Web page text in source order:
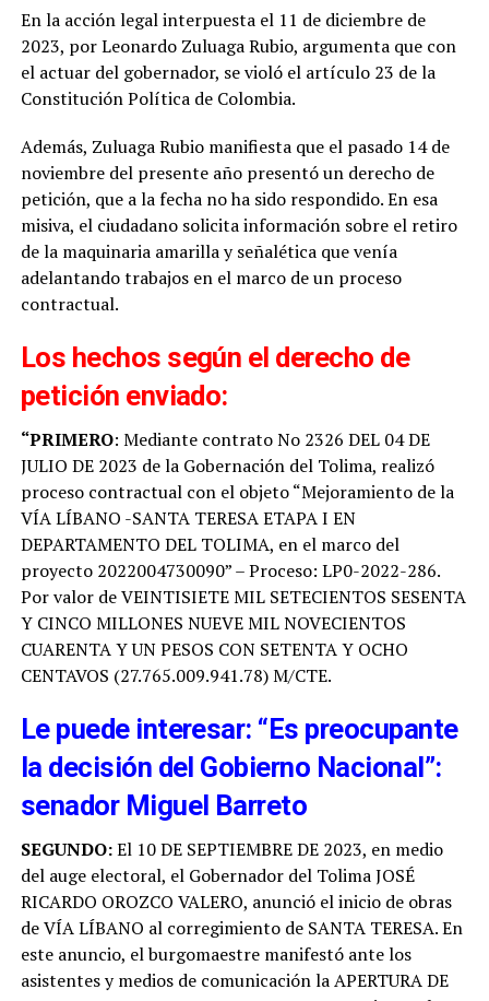
En la acción legal interpuesta el 11 de diciembre de
2023, por Leonardo Zuluaga Rubio, argumenta que con
el actuar del gobernador, se violó el artículo 23 de la
Constitución Política de Colombia.
Además, Zuluaga Rubio manifiesta que el pasado 14 de
noviembre del presente año presentó un derecho de
petición, que a la fecha no ha sido respondido. En esa
misiva, el ciudadano solicita información sobre el retiro
de la maquinaria amarilla y señalética que venía
adelantando trabajos en el marco de un proceso
contractual.
Los hechos según el derecho de
petición enviado:
“PRIMERO: Mediante contrato No 2326 DEL 04 DE
JULIO DE 2023 de la Gobernación del Tolima, realizó
proceso contractual con el objeto “Mejoramiento de la
VÍA LÍBANO -SANTA TERESA ETAPA I EN
DEPARTAMENTO DEL TOLIMA, en el marco del
proyecto 2022004730090” – Proceso: LP0-2022-286.
Por valor de VEINTISIETE MIL SETECIENTOS SESENTA
Y CINCO MILLONES NUEVE MIL NOVECIENTOS
CUARENTA Y UN PESOS CON SETENTA Y OCHO
CENTAVOS (27.765.009.941.78) M/CTE.
Le puede interesar: “Es preocupante
la decisión del Gobierno Nacional”:
senador Miguel Barreto
SEGUNDO:El 10 DE SEPTIEMBRE DE 2023, en medio
del auge electoral, el Gobernador del Tolima JOSÉ
RICARDO OROZCO VALERO, anunció el inicio de obras
de VÍA LÍBANO al corregimiento de SANTA TERESA. En
este anuncio, el burgomaestre manifestó ante los
asistentes y medios de comunicación la APERTURA DE